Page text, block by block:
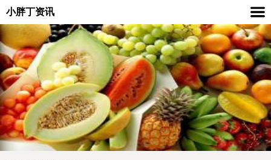
小胖丁资讯